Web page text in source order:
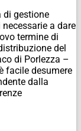
di gestione
a dare
termine di
del
di Porlezza –
facile desumere
dalla